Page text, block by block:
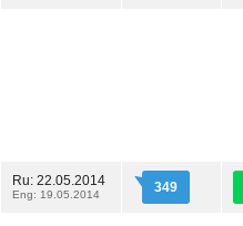
Ru: 22.05.2014
Eng: 19.05.2014 349